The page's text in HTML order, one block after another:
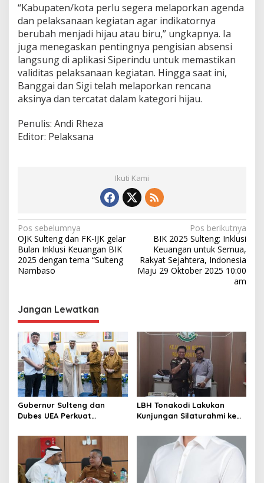
“Kabupaten/kota perlu segera melaporkan agenda
dan pelaksanaan kegiatan agar indikatornya
berubah menjadi hijau atau biru,” ungkapnya. Ia
juga menegaskan pentingnya pengisian absensi
langsung di aplikasi Siperindu untuk memastikan
validitas pelaksanaan kegiatan. Hingga saat ini,
Banggai dan Sigi telah melaporkan rencana
aksinya dan tercatat dalam kategori hijau.
Penulis: Andi Rheza
Editor: Pelaksana
Ikuti Kami
N
a
v
i
a
s
i
p
o
s
Pos sebelumnya
OJK Sulteng dan FK-IJK gelar
Bulan Inklusi Keuangan BIK
2025 dengan tema “Sulteng
Nambaso
Pos berikutnya
BIK 2025 Sulteng: Inklusi
Keuangan untuk Semua,
Rakyat Sejahtera, Indonesia
Maju 29 Oktober 2025 10:00
am
Jangan Lewatkan
Gubernur Sulteng dan
Dubes UEA Perkuat
Sektor Jadi Prioritas
LBH Tonakodi Lakukan
Kunjungan Silaturahmi ke